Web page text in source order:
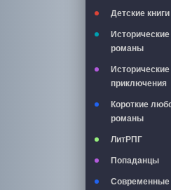
Детские книги
романы
Исторические
приключения
Короткие
романы
ЛитРПГ
Попаданцы